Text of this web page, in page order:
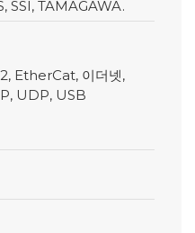
SSI, TAMAGAWA.
EtherCat, 이더넷,
UDP, USB